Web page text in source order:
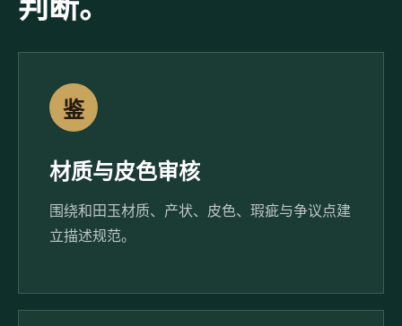
鉴
材质与皮色审核
围绕和田玉材质、产状、皮色、瑕疵与争议点建
立描述规范。